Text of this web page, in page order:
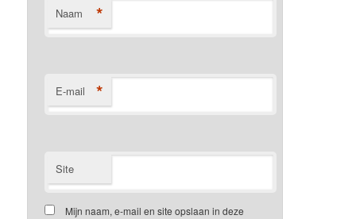
Naam *
E-mail *
Site
Mijn naam, e-mail en site opslaan in deze